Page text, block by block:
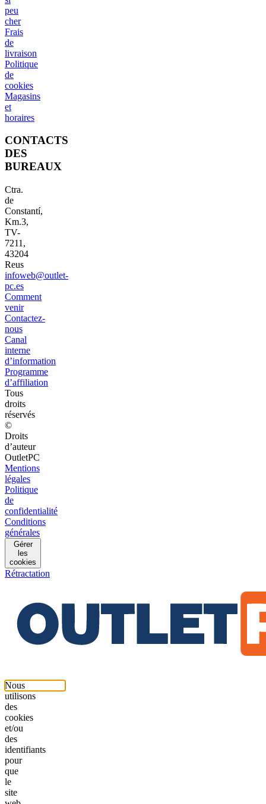
peu
cher
Frais
de
livraison
Politique
de
cookies
Magasins
et
horaires
CONTACTS
DES
BUREAUX
Ctra.
de
Constantí,
Km.3,
TV-
7211,
43204
Reus
infoweb@outlet-
pc.es
Comment
venir
Contactez-
nous
Canal
interne
d’information
Programme
d’affiliation
Tous
droits
réservés
©
Droits
d’auteur
OutletPC
Mentions
légales
Politique
de
confidentialité
Conditions
générales
Gérer
les
cookies
Rétractation
Nous
utilisons
des
cookies
et/ou
des
identifiants
pour
que
le
site